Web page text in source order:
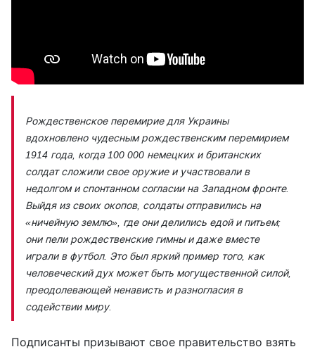
Рождественское перемирие для Украины
вдохновлено чудесным рождественским перемирием
1914 года, когда 100 000 немецких и британских
солдат сложили свое оружие и участвовали в
недолгом и спонтанном согласии на Западном фронте.
Выйдя из своих окопов, солдаты отправились на
«ничейную землю», где они делились едой и питьем;
они пели рождественские гимны и даже вместе
играли в футбол. Это был яркий пример того, как
человеческий дух может быть могущественной силой,
преодолевающей ненависть и разногласия в
содействии миру.
Подписанты призывают свое правительство взять